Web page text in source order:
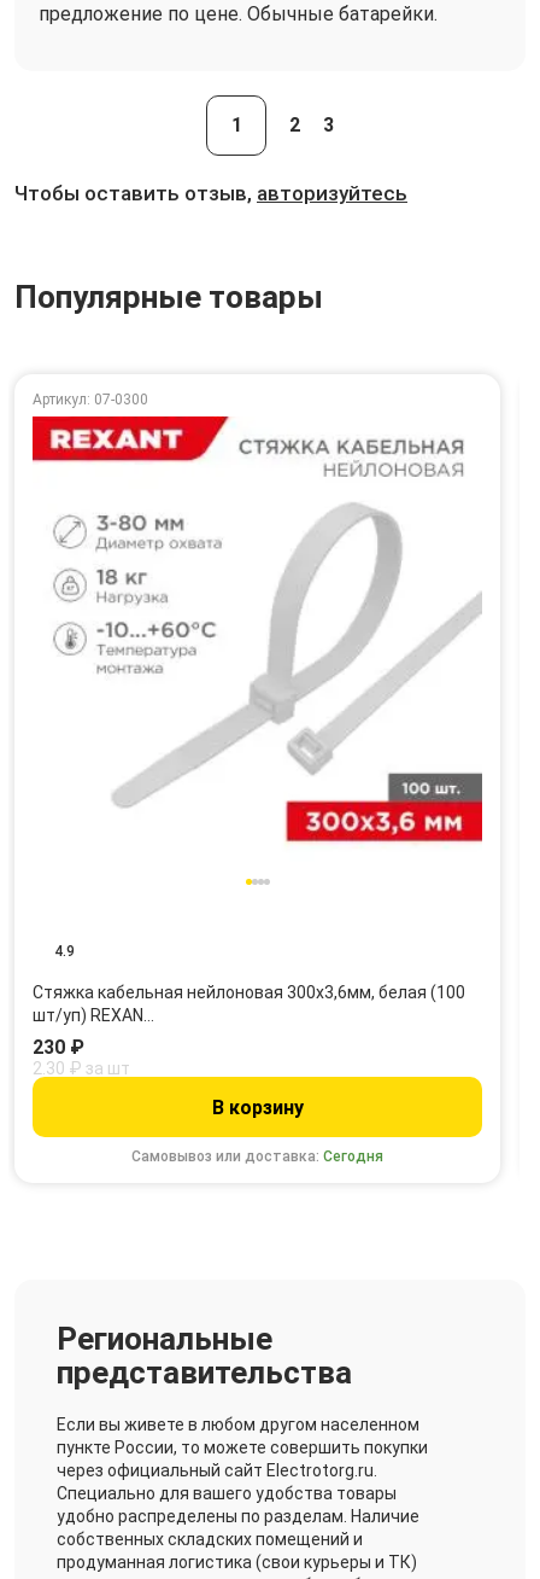
предложение по цене. Обычные батарейки.
1 2 3
Чтобы оставить отзыв, авторизуйтесь
Популярные товары
Артикул: 07-0300
4.9
Стяжка кабельная нейлоновая 300x3,6мм, белая (100
шт/уп) REXAN…
Самовывоз или доставка:Сегодня
230 ₽
2.30 ₽ за шт
В корзину
Региональные
представительства
Если вы живете в любом другом населенном
пункте России, то можете совершить покупки
через официальный сайт Electrotorg.ru.
Специально для вашего удобства товары
удобно распределены по разделам. Наличие
собственных складских помещений и
продуманная логистика (свои курьеры и ТК)